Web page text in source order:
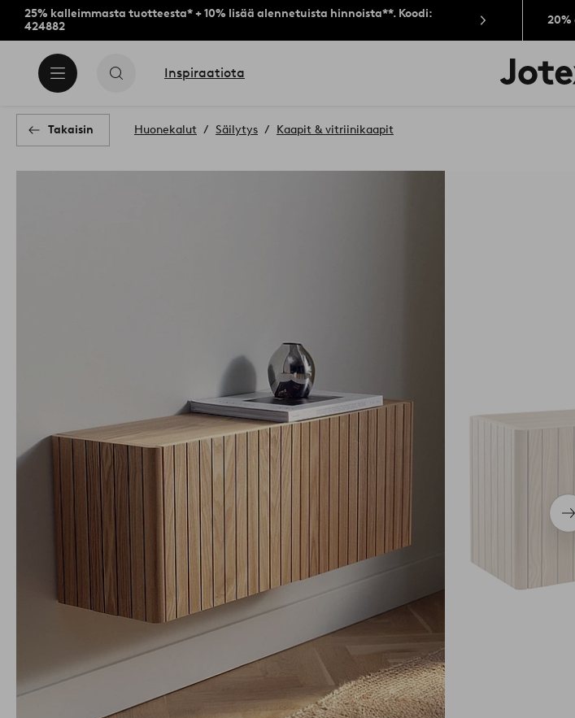
25% kalleimmasta tuotteesta* + 10% lisää alennetuista hinnoista**. Koodi:
424882
20%
Inspiraatiota
Jotex-
logo
Takaisin Huonekalut Säilytys Kaapit & vitriinikaapit